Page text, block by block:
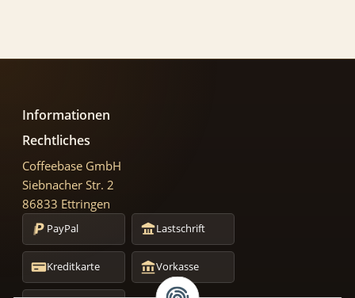
Informationen
Rechtliches
Coffeebase GmbH
Siebnacher Str. 2
86833 Ettringen
PayPal Lastschrift
Kreditkarte Vorkasse